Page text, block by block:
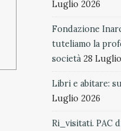
Luglio 2026
Fondazione
tuteliamo la
società 28
Libri e abitare:
Luglio 2026
Ri_visitati. PAC